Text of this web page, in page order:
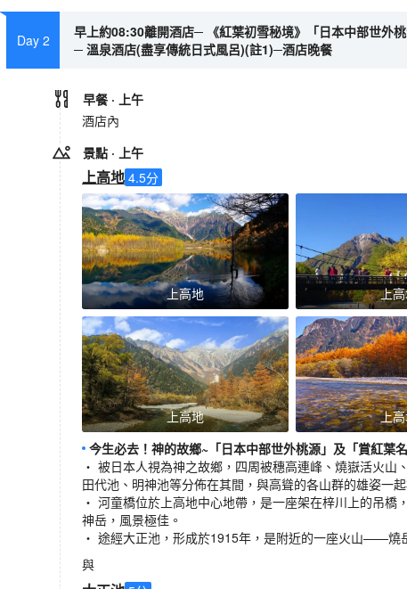
Day 2
早上約08:30離開酒店─ 《紅葉初雪秘境》「日本中部世
─ 溫泉酒店(盡享傳統日式風呂)(註1)─酒店晚餐
早餐 · 上午
酒店內
景點 · 上午
上高地 4.5分
上高地 上
上高地 上
今生必去！神的故鄉~「日本中部世外桃源」及「賞紅葉
‧ 被日本人視為神之故鄉，四周被穗高連峰、燒嶽活火山
田代池、明神池等分佈在其間，與高聳的各山群的雄姿一
‧ 河童橋位於上高地中心地帶，是一座架在梓川上的吊橋
神岳，風景極佳。
‧ 途經大正池，形成於1915年，是附近的一座火山——燒
與